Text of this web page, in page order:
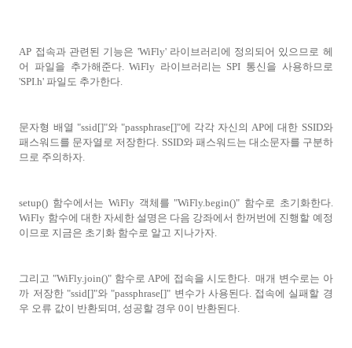
AP 접속과 관련된 기능은 'WiFly' 라이브러리에 정의되어 있으므로 헤
어 파일을 추가해준다. WiFly 라이브러리는 SPI 통신을 사용하므로
'SPI.h' 파일도 추가한다.
문자형 배열 "ssid[]"와 "passphrase[]"에 각각 자신의 AP에 대한 SSID와
패스워드를 문자열로 저장한다. SSID와 패스워드는 대소문자를 구분하
므로 주의하자.
setup() 함수에서는 WiFly 객체를 "WiFly.begin()" 함수로 초기화한다.
WiFly 함수에 대한 자세한 설명은 다음 강좌에서 한꺼번에 진행할 예정
이므로 지금은 초기화 함수로 알고 지나가자.
그리고 "WiFly.join()" 함수로 AP에 접속을 시도한다.
매개 변수로는 아
까 저장한 "ssid[]"와 "passphrase[]" 변수가 사용된다. 접속에 실패할 경
우 오류 값이 반환되며, 성공할 경우 0이 반환된다.